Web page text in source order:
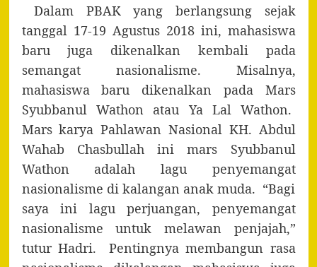
Dalam PBAK yang berlangsung sejak
tanggal 17-19 Agustus 2018 ini, mahasiswa
baru juga dikenalkan kembali pada
semangat nasionalisme. Misalnya,
mahasiswa baru dikenalkan pada Mars
Syubbanul Wathon atau Ya Lal Wathon.
Mars karya Pahlawan Nasional KH. Abdul
Wahab Chasbullah ini mars Syubbanul
Wathon adalah lagu penyemangat
nasionalisme di kalangan anak muda. “Bagi
saya ini lagu perjuangan, penyemangat
nasionalisme untuk melawan penjajah,”
tutur Hadri. Pentingnya membangun rasa